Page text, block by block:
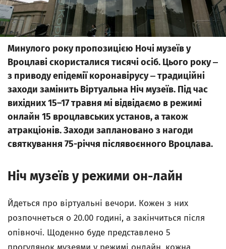
Минулого року пропозицією Ночі музеїв у
Вроцлаві скористалися тисячі осіб. Цього року ‒
з приводу епідемії коронавірусу ‒ традиційні
заходи замінить Віртуальна Ніч музеїв. Під час
вихідних 15–17 травня мі відвідаємо в режимі
онлайн 15 вроцлавських установ, а також
атракціонів. Заходи заплановано з нагоди
святкування 75-річчя післявоєнного Вроцлава.
Ніч музеїв у режими он-лайн
Йдеться про віртуальні вечори. Кожен з них
розпочнеться о 20.00 годині, а закінчиться після
опівночі. Щоденно буде представлено 5